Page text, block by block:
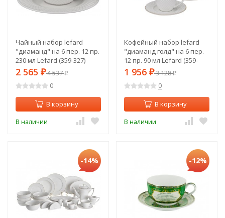
Чайный набор lefard
"диаманд" на 6 пер. 12 пр.
230 мл Lefard (359-327)
2 565 ₽4 537₽
0
В корзину
В наличии
Кофейный набор lefard
"диаманд голд" на 6 пер.
12 пр. 90 мл Lefard (359-
294)
1 956 ₽3 128₽
0
В корзину
В наличии
-14% -12%